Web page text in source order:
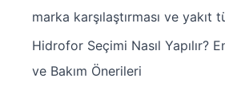
marka karşılaştırması ve yakıt
Hidrofor Seçimi Nasıl Yapılır?
ve Bakım Önerileri